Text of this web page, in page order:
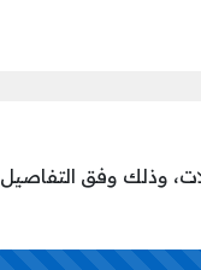
المؤهلات، وذلك وفق التفاصيل